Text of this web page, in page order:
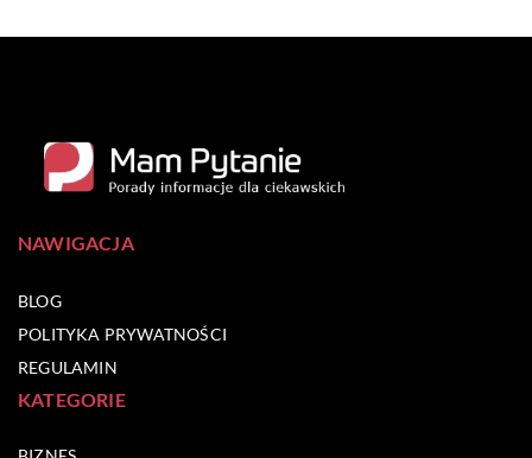
NAWIGACJA
BLOG
POLITYKA PRYWATNOŚCI
REGULAMIN
KATEGORIE